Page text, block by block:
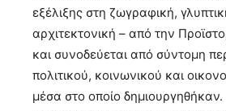
εξέλιξης στη ζωγραφική,
αρχιτεκτονική – από την
και συνοδεύεται από σύντομη
πολιτικού, κοινωνικού και
μέσα στο οποίο δημιουργηθήκαν.